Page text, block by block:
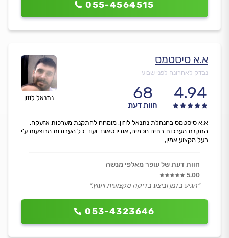
055-4564515
נתנאל לוזון
א.א סיסטמס
נבדק לאחרונה לפני שבוע
4.94
68
חוות דעת
053-4323646
א.א סיסטמס בהנהלת נתנאל לוזון, מומחה להתקנת מערכות אזעקה,
התקנת מערכות בתים חכמים, אודיו סאונד ועוד. כל העבודות מבוצעות ע'י
בעל מקצוע אמין,...
חוות דעת של עופר מאלפי מנשה
5.00
״הגיע בזמן וביצע בדיקה מקצועית ויעוץ.״